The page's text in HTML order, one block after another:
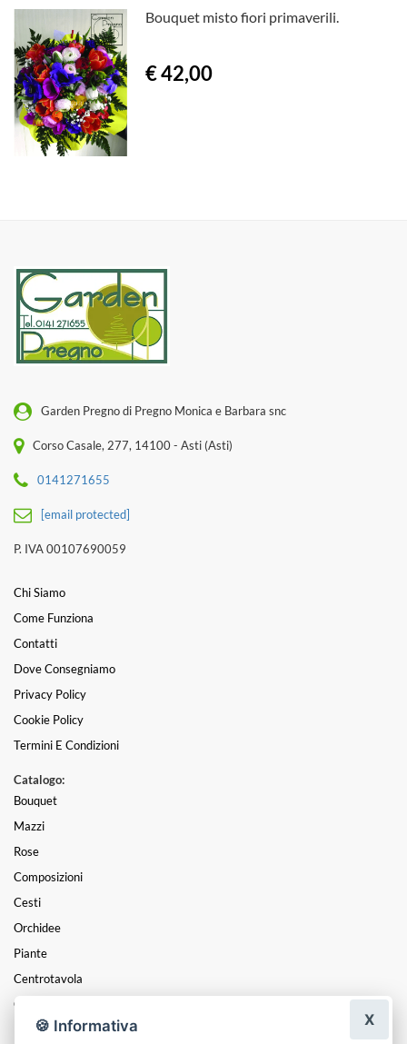
Bouquet misto fiori primaverili.
€ 42,00
Garden Pregno di Pregno Monica e Barbara snc
Corso Casale, 277, 14100 - Asti (Asti)
0141271655
[email protected]
P. IVA 00107690059
Chi Siamo
Come Funziona
Contatti
Dove Consegniamo
Privacy Policy
Cookie Policy
Termini E Condizioni
Catalogo:
Bouquet
Mazzi
Rose
Composizioni
Cesti
Orchidee
Piante
Centrotavola
Cuori
Laurea🍪 Informativa X